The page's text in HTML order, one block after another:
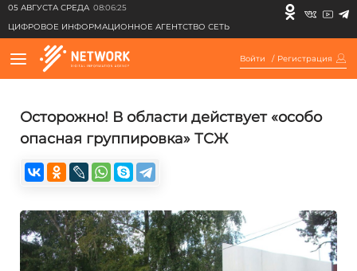
05 АВГУСТА СРЕДА 08:06:25
ЦИФРОВОЕ ИНФОРМАЦИОННОЕ АГЕНТСТВО СЕТЬ
Войти / Регистрация
Осторожно! В области действует «особо
опасная группировка» ТСЖ